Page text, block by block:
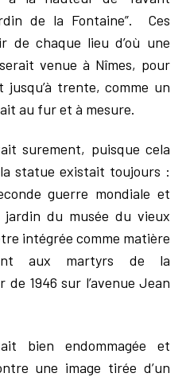
de la Fontaine”. Ces
de chaque lieu d’où une
venue à Nîmes, pour
trente, comme un
au fur et à mesure.
surement, puisque cela
statue existait toujours :
guerre mondiale et
du musée du vieux
intégrée comme matière
aux martyrs de la
1946 sur l’avenue Jean
bien endommagée et
une image tirée d’un